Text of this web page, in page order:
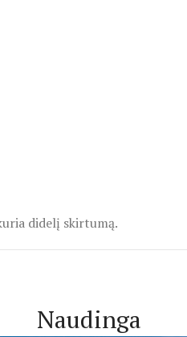
didelį skirtumą.
Naudinga